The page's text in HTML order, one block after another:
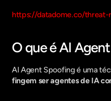
https://datadome.co/
O que é AI
AI Agent Spoofing é uma
fingem ser agentes de IA